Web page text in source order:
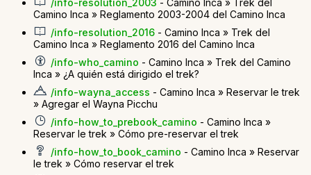
/info-resolution_2003 - Camino Inca » Trek del
Camino Inca » Reglamento 2003-2004 del Camino Inca
/info-resolution_2016 - Camino Inca » Trek del
Camino Inca » Reglamento 2016 del Camino Inca
/info-who_camino - Camino Inca » Trek del Camino
Inca » ¿A quién está dirigido el trek?
/info-wayna_access - Camino Inca » Reservar le trek
» Agregar el Wayna Picchu
/info-how_to_prebook_camino - Camino Inca »
Reservar le trek » Cómo pre-reservar el trek
/info-how_to_book_camino - Camino Inca » Reservar
le trek » Cómo reservar el trek